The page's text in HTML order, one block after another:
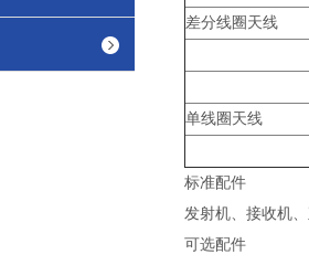
差分线圈天线
单线圈天线
标准配件
发射机、接收机
可选配件